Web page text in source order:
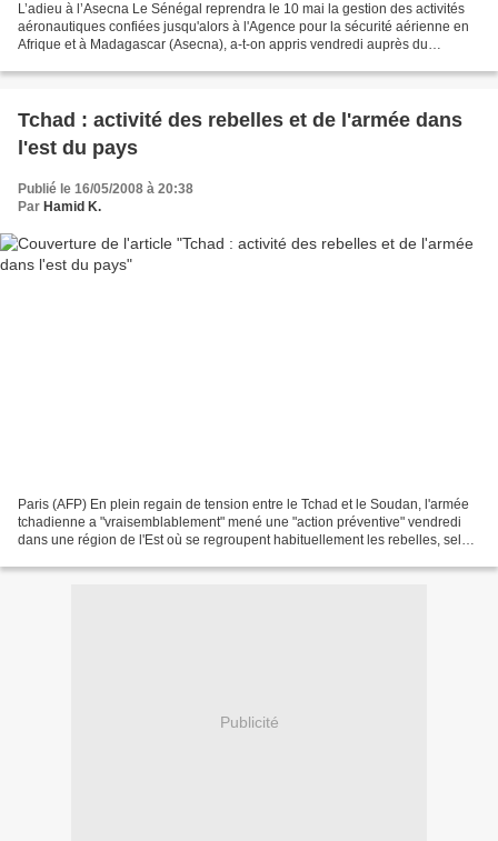
L’adieu à l’Asecna Le Sénégal reprendra le 10 mai la gestion des activités
aéronautiques confiées jusqu'alors à l'Agence pour la sécurité aérienne en
Afrique et à Madagascar (Asecna), a-t-on appris vendredi auprès du
Tchad : activité des rebelles et de l'armée dans
l'est du pays
Publié le 16/05/2008 à 20:38
Par Hamid K.
Paris (AFP) En plein regain de tension entre le Tchad et le Soudan, l'armée
tchadienne a "vraisemblablement" mené une "action préventive" vendredi
dans une région de l'Est où se regroupent habituellement les rebelles, selon
Publicité